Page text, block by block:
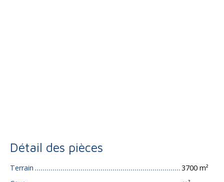
Détail des pièces
Terrain
3700 m²